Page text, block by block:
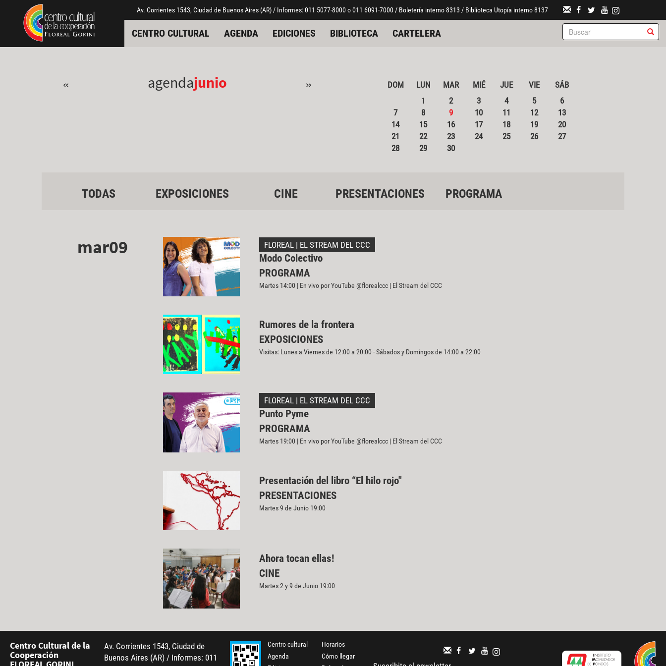
Pasar al contenido principal
Jump to main content Av. Corrientes 1543, Ciudad de Buenos Aires (AR) / Informes: 011 5077-8000 o 011 6091-7000 / Boletería interno 8313 / Biblioteca Utopía interno 8137
CENTRO CULTURAL AGENDA EDICIONES BIBLIOTECA CARTELERA
« agendajunio » DOM LUN MAR MIÉ JUE VIE
SÁB
1
2 3 4 5
6
7
8 9 10 11 12
13
14
15 16 17 18 19
20
21
22 23 24 25 26
27
28
29 30
TODAS EXPOSICIONES CINE PRESENTACIONES PROGRAMA
mar09 FLOREAL | EL STREAM DEL CCC
Modo Colectivo
PROGRAMA
Martes 14:00 | En vivo por YouTube @florealccc | El Stream del CCC
Rumores de la frontera
EXPOSICIONES
Visitas: Lunes a Viernes de 12:00 a 20:00 - Sábados y Domingos de 14:00 a 22:00
FLOREAL | EL STREAM DEL CCC
Punto Pyme
PROGRAMA
Martes 19:00 | En vivo por YouTube @florealccc | El Stream del CCC
Presentación del libro “El hilo rojo"
PRESENTACIONES
Martes 9 de Junio 19:00
Ahora tocan ellas!
CINE
Martes 2 y 9 de Junio 19:00
Centro Cultural de la
Cooperación
Av. Corrientes 1543, Ciudad de
Buenos Aires (AR) / Informes: 011
Centro cultural
Agenda
Horarios
Cómo llegar